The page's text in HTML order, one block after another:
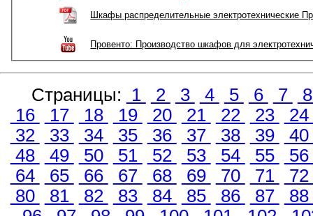
Шкафы распределительные электротехнические
Провенто: Производство шкафов для
Страницы: 1 2 3 4 5 6 7
16
17 18 19 20 21 22 23
24
32
33 34 35 36 37 38 39
40
48
49 50 51 52 53 54 55
56
64
65 66 67 68 69 70 71
72
80
81 82 83 84 85 86 87
88